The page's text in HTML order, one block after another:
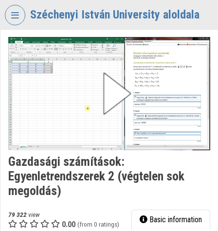
Skip header
Széchenyi István University aloldala
VIDEOTORIUM
SZÉCHENYI
ISTVÁN
UNIVERSITY
Categories
Organization playlists
Organizations
Gazdasági számítások:
Egyenletrendszerek 2 (végtelen sok
megoldás)
79 322 view
0.00 (from 0 ratings) Basic information